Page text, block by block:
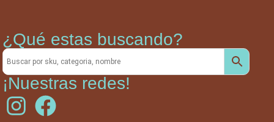
¿Qué estas buscando?
¡Nuestras redes!